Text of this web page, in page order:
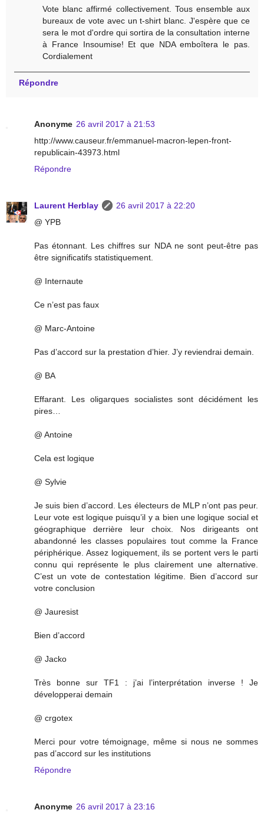
Vote blanc affirmé collectivement. Tous ensemble aux
bureaux de vote avec un t-shirt blanc. J'espère que ce
sera le mot d'ordre qui sortira de la consultation interne
à France Insoumise! Et que NDA emboîtera le pas.
Cordialement
Répondre
Anonyme 26 avril 2017 à 21:53
http://www.causeur.fr/emmanuel-macron-lepen-front-
republicain-43973.html
Répondre
Laurent Herblay
26 avril 2017 à 22:20
@ YPB
Pas étonnant. Les chiffres sur NDA ne sont peut-être pas
être significatifs statistiquement.
@ Internaute
Ce n’est pas faux
@ Marc-Antoine
Pas d’accord sur la prestation d’hier. J’y reviendrai demain.
@ BA
Effarant. Les oligarques socialistes sont décidément les
pires…
@ Antoine
Cela est logique
@ Sylvie
Je suis bien d’accord. Les électeurs de MLP n’ont pas peur.
Leur vote est logique puisqu’il y a bien une logique social et
géographique derrière leur choix. Nos dirigeants ont
abandonné les classes populaires tout comme la France
périphérique. Assez logiquement, ils se portent vers le parti
connu qui représente le plus clairement une alternative.
C’est un vote de contestation légitime. Bien d’accord sur
votre conclusion
@ Jauresist
Bien d’accord
@ Jacko
Très bonne sur TF1 : j’ai l’interprétation inverse ! Je
développerai demain
@ crgotex
Merci pour votre témoignage, même si nous ne sommes
pas d’accord sur les institutions
Répondre
Anonyme 26 avril 2017 à 23:16